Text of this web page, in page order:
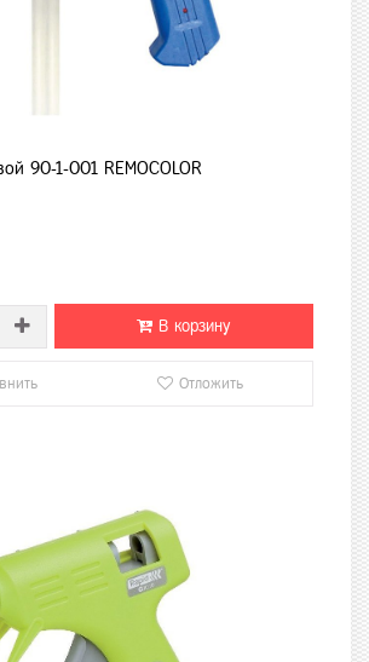
90-1-001 REMOCOLOR
В корзину
Отложить